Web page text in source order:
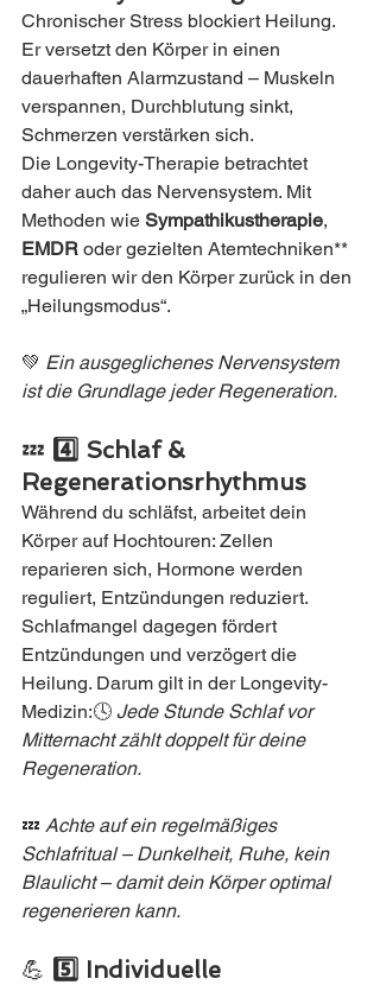
Chronischer Stress blockiert Heilung.
Er versetzt den Körper in einen
dauerhaften Alarmzustand – Muskeln
verspannen, Durchblutung sinkt,
Schmerzen verstärken sich.
Die Longevity-Therapie betrachtet
daher auch das Nervensystem. Mit
Methoden wie Sympathikustherapie,
EMDR oder gezielten Atemtechniken**
regulieren wir den Körper zurück in den
„Heilungsmodus“.
💚 Ein ausgeglichenes Nervensystem
ist die Grundlage jeder Regeneration.
💤 4️⃣ Schlaf &
Regenerationsrhythmus
Während du schläfst, arbeitet dein
Körper auf Hochtouren: Zellen
reparieren sich, Hormone werden
reguliert, Entzündungen reduziert.
Schlafmangel dagegen fördert
Entzündungen und verzögert die
Heilung. Darum gilt in der Longevity-
Medizin:🕓 Jede Stunde Schlaf vor
Mitternacht zählt doppelt für deine
Regeneration.
💤 Achte auf ein regelmäßiges
Schlafritual – Dunkelheit, Ruhe, kein
Blaulicht – damit dein Körper optimal
regenerieren kann.
💪 5️⃣ Individuelle